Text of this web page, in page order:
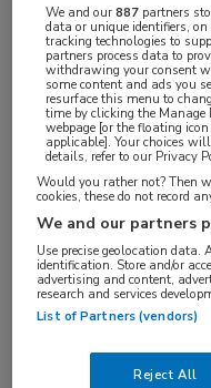
Neurofilament light
protein zijn
Een nieuwe studie
van beide eiwitten
symptomen
en gevolgen heeft
behandeling.
Serum
Tags:
GFAP,neurofilament
We and our887 partners
data or unique identifiers, on
tracking technologies to
partners process data to
withdrawing your consent
some content and ads you
resurface this menu to
time by clicking the Manage
webpage [or the floating
applicable]. Your choices
details, refer to our Privacy
Would you rather not? Then
cookies, these do not record
We and our partners
Use precise geolocation data.
identification. Store and/or
advertising and content,
research and services
List of Partners (vendors)
Reject All